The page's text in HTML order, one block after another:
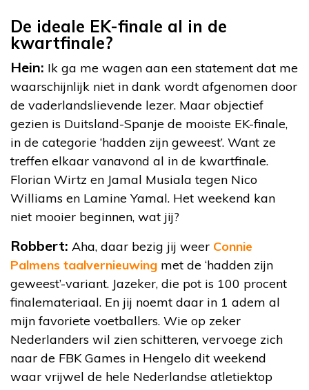
De ideale EK-finale al in de
kwartfinale?
Hein: Ik ga me wagen aan een statement dat me
waarschijnlijk niet in dank wordt afgenomen door
de vaderlandslievende lezer. Maar objectief
gezien is Duitsland-Spanje de mooiste EK-finale,
in de categorie ‘hadden zijn geweest’. Want ze
treffen elkaar vanavond al in de kwartfinale.
Florian Wirtz en Jamal Musiala tegen Nico
Williams en Lamine Yamal. Het weekend kan
niet mooier beginnen, wat jij?
Robbert: Aha, daar bezig jij weer Connie
Palmens taalvernieuwing met de ‘hadden zijn
geweest’-variant. Jazeker, die pot is 100 procent
finalemateriaal. En jij noemt daar in 1 adem al
mijn favoriete voetballers. Wie op zeker
Nederlanders wil zien schitteren, vervoege zich
naar de FBK Games in Hengelo dit weekend
waar vrijwel de hele Nederlandse atletiektop